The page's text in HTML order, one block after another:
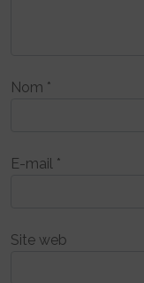
Nom *
E-mail *
Site web